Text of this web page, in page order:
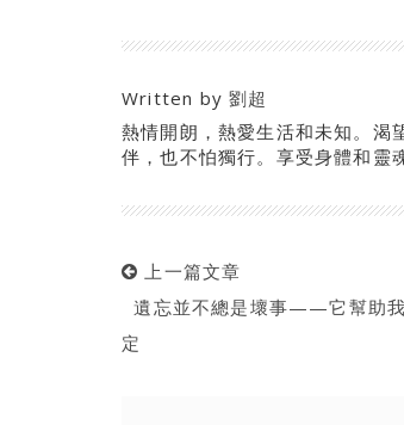
Written by劉超
熱情開朗，熱愛生活和未知。渴
伴，也不怕獨行。享受身體和靈
上一篇文章
遺忘並不總是壞事——它幫助
定